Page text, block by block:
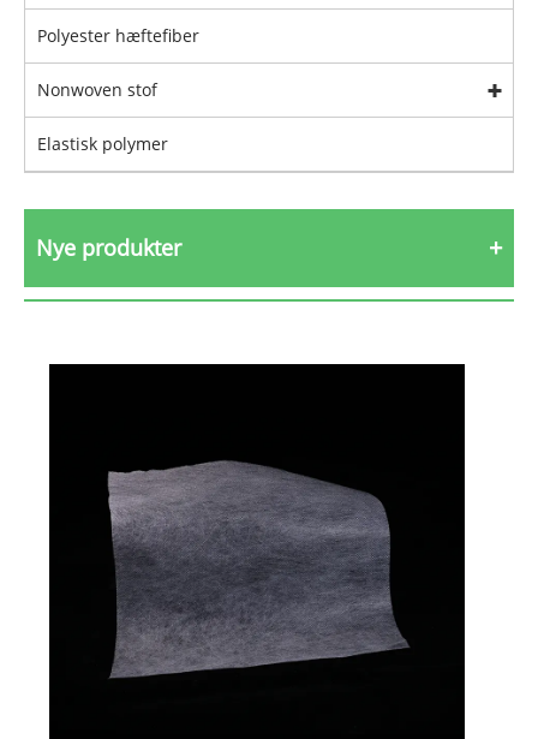
Polyester hæftefiber
Nonwoven stof
Elastisk polymer
Nye produkter